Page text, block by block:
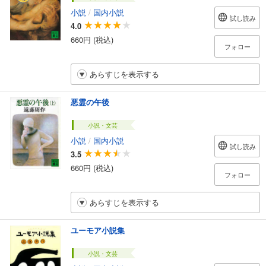
小説 / 国内小説
4.0
660円 (税込)
試し読み
フォロー
あらすじを表示する
悪霊の午後
小説・文芸
小説 / 国内小説
3.5
660円 (税込)
試し読み
フォロー
あらすじを表示する
ユーモア小説集
小説・文芸